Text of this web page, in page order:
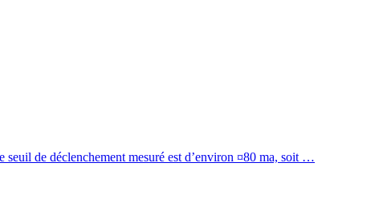
de déclenchement mesuré est d’environ ¤80 ma, soit …